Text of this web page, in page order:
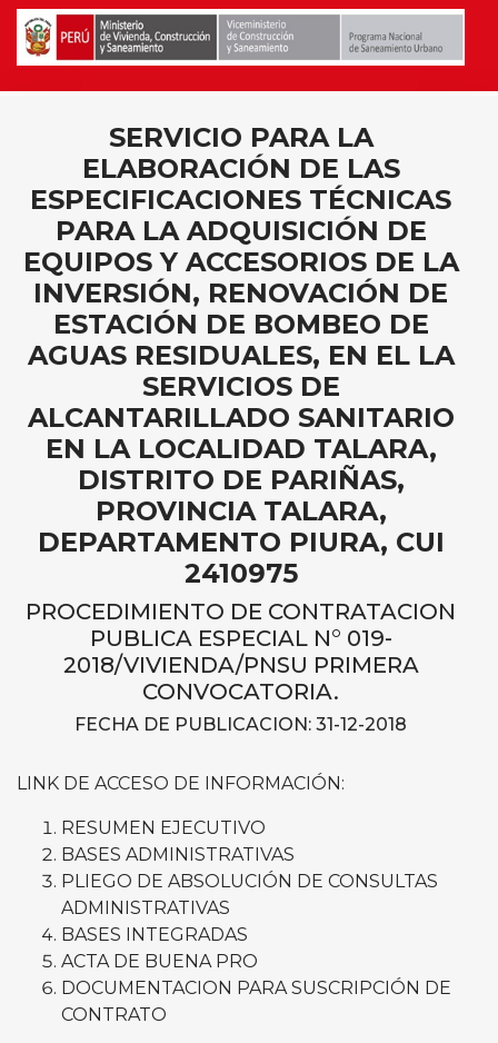
SERVICIO PARA LA
ELABORACIÓN DE LAS
ESPECIFICACIONES TÉCNICAS
PARA LA ADQUISICIÓN DE
EQUIPOS Y ACCESORIOS DE LA
INVERSIÓN, RENOVACIÓN DE
ESTACIÓN DE BOMBEO DE
AGUAS RESIDUALES, EN EL LA
SERVICIOS DE
ALCANTARILLADO SANITARIO
EN LA LOCALIDAD TALARA,
DISTRITO DE PARIÑAS,
PROVINCIA TALARA,
DEPARTAMENTO PIURA, CUI
2410975
PROCEDIMIENTO DE CONTRATACION
PUBLICA ESPECIAL N° 019-
2018/VIVIENDA/PNSU PRIMERA
CONVOCATORIA.
FECHA DE PUBLICACION: 31-12-2018
LINK DE ACCESO DE INFORMACIÓN:
RESUMEN EJECUTIVO
BASES ADMINISTRATIVAS
PLIEGO DE ABSOLUCIÓN DE CONSULTAS
ADMINISTRATIVAS
BASES INTEGRADAS
ACTA DE BUENA PRO
DOCUMENTACION PARA SUSCRIPCIÓN DE
CONTRATO